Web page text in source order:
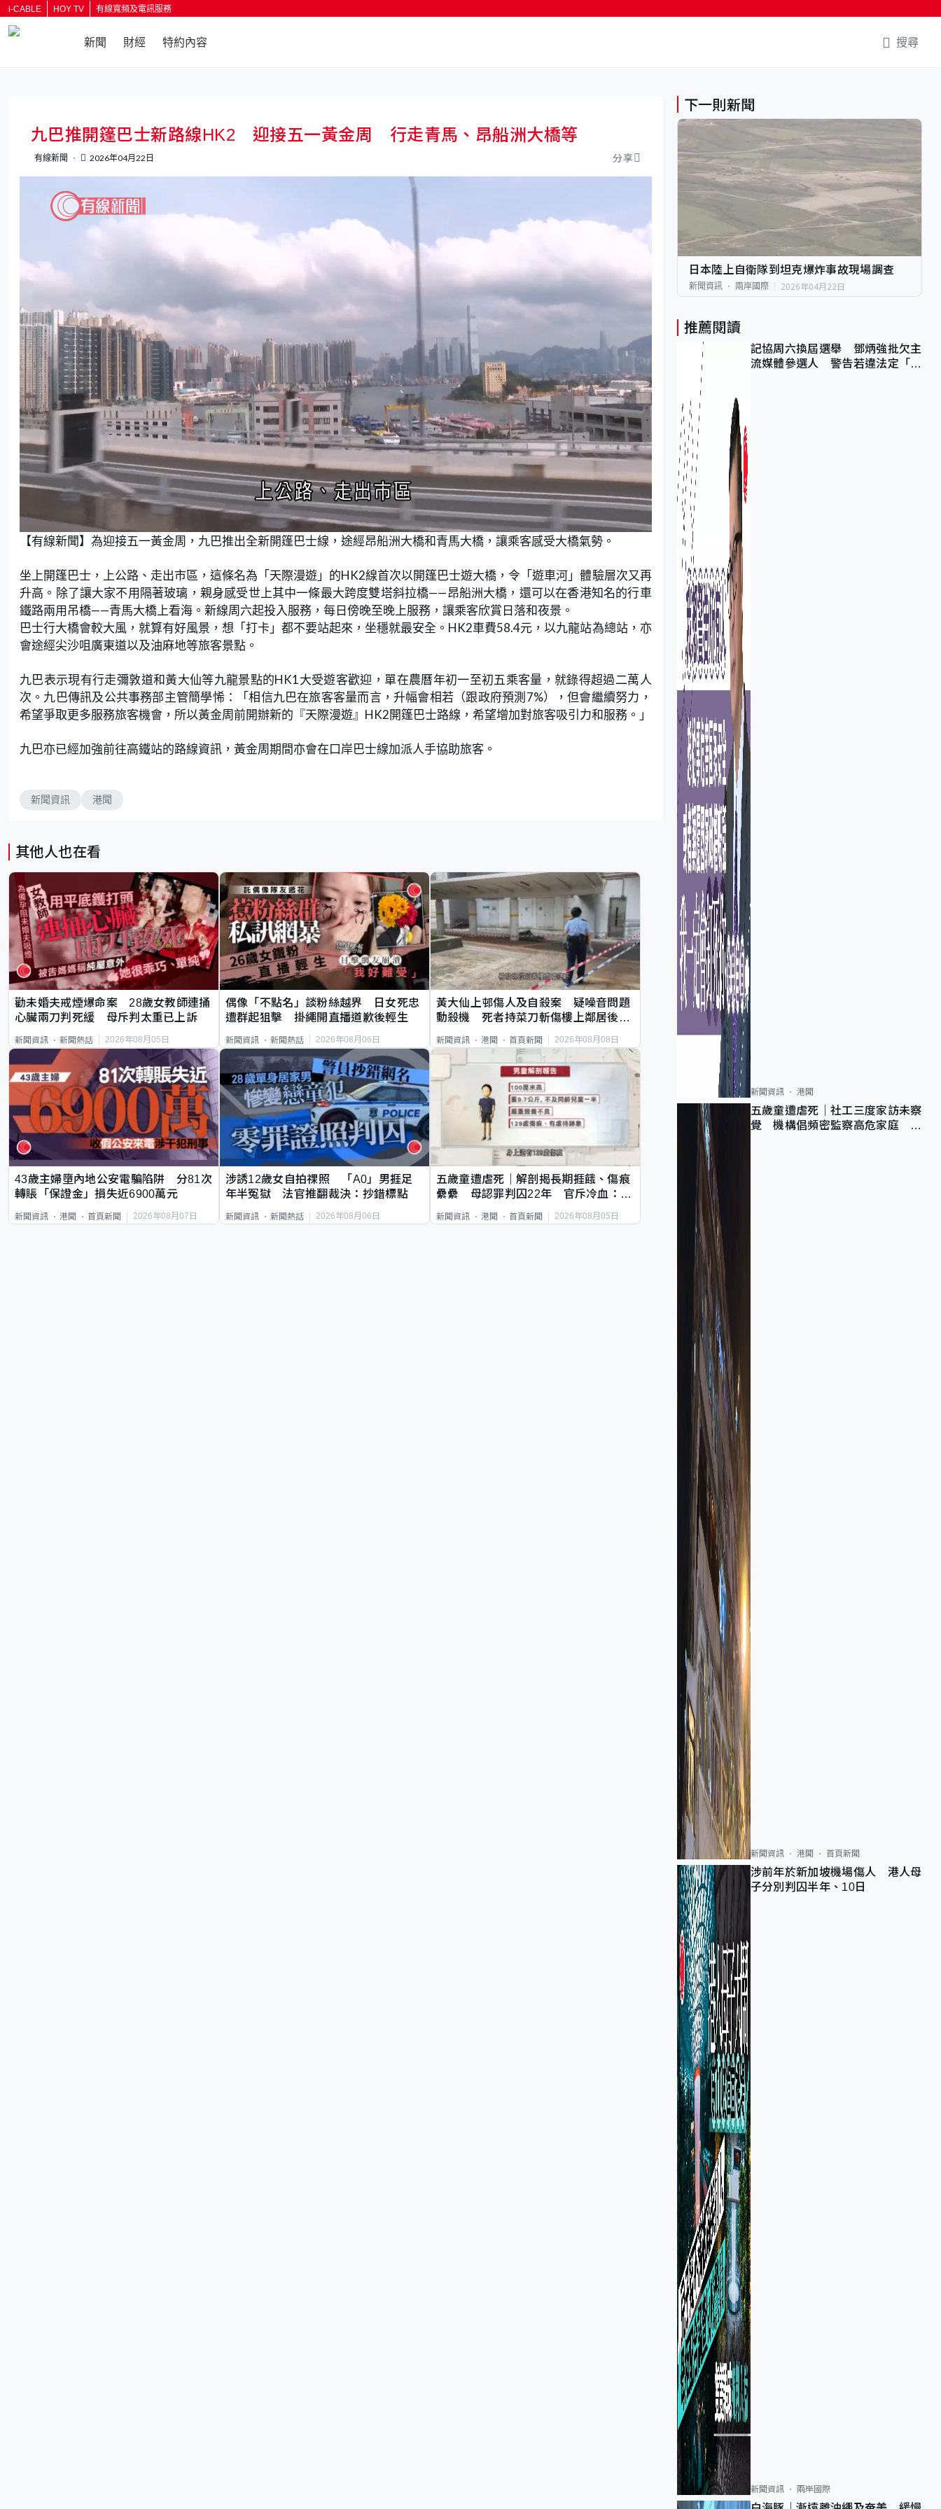
i-CABLE HOY TV 有線寬頻及電訊服務
新聞 財經 特約內容 搜尋
九巴推開篷巴士新路線HK2 迎接五一黃金周 行走青馬、昂船洲大橋等
有線新聞 2026年04月22日 分享
U
n
m
u
2
.
3
2
%
【有線新聞】為迎接五一黃金周，九巴推出全新開篷巴士線，途經昂船洲大橋和青馬大橋，讓乘客感受大橋氣勢。
坐上開篷巴士，上公路、走出市區，這條名為「天際漫遊」的HK2線首次以開篷巴士遊大橋，令「遊車河」體驗層次又再
升高。除了讓大家不用隔著玻璃，親身感受世上其中一條最大跨度雙塔斜拉橋——昂船洲大橋，還可以在香港知名的行車
鐵路兩用吊橋——青馬大橋上看海。新線周六起投入服務，每日傍晚至晚上服務，讓乘客欣賞日落和夜景。
巴士行大橋會較大風，就算有好風景，想「打卡」都不要站起來，坐穩就最安全。HK2車費58.4元，以九龍站為總站，亦
會途經尖沙咀廣東道以及油麻地等旅客景點。
九巴表示現有行走彌敦道和黃大仙等九龍景點的HK1大受遊客歡迎，單在農曆年初一至初五乘客量，就錄得超過二萬人
次。九巴傳訊及公共事務部主管簡學悕：「相信九巴在旅客客量而言，升幅會相若（跟政府預測7%），但會繼續努力，
希望爭取更多服務旅客機會，所以黃金周前開辦新的『天際漫遊』HK2開篷巴士路線，希望增加對旅客吸引力和服務。」
九巴亦已經加強前往高鐵站的路線資訊，黃金周期間亦會在口岸巴士線加派人手協助旅客。
新聞資訊 港聞
其他人也在看
勸未婚夫戒煙爆命案 28歲女教師連捅
心臟兩刀判死緩 母斥判太重已上訴
新聞資訊 新聞熱話 2026年08月05日
偶像「不點名」談粉絲越界 日女死忠
遭群起狙擊 掛繩開直播道歉後輕生
新聞資訊 新聞熱話 2026年08月06日
黃大仙上邨傷人及自殺案 疑噪音問題
動殺機 死者持菜刀斬傷樓上鄰居後墮
新聞資訊 港聞 首頁新聞 2026年08月08日
43歲主婦墮內地公安電騙陷阱 分81次
轉賬「保證金」損失近6900萬元
新聞資訊 港聞 首頁新聞 2026年08月07日
涉誘12歲女自拍祼照 「A0」男捱足
年半冤獄 法官推翻裁決：抄錯標點
新聞資訊 新聞熱話 2026年08月06日
五歲童遭虐死｜解剖揭長期捱餓、傷痕
纍纍 母認罪判囚22年 官斥冷血：同
新聞資訊 港聞 首頁新聞 2026年08月05日
下一則新聞
日本陸上自衛隊到坦克爆炸事故現場調查
新聞資訊 兩岸國際 2026年04月22日
推薦閱讀
記協周六換屆選舉 鄧炳強批欠主
流媒體參選人 警告若違法定「釘
新聞資訊 港聞
五歲童遭虐死｜社工三度家訪未察
覺 機構倡頻密監察高危家庭 管
新聞資訊 港聞 首頁新聞
涉前年於新加坡機場傷人 港人母
子分別判囚半年、10日
新聞資訊 兩岸國際